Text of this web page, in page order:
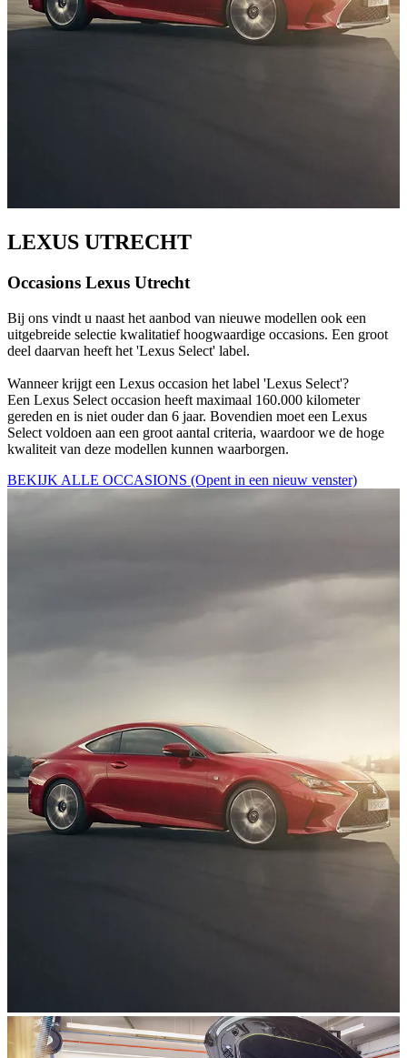
LEXUS UTRECHT
Occasions Lexus Utrecht
Bij ons vindt u naast het aanbod van nieuwe modellen ook een
uitgebreide selectie kwalitatief hoogwaardige occasions. Een groot
deel daarvan heeft het 'Lexus Select' label.
Wanneer krijgt een Lexus occasion het label 'Lexus Select'?
Een Lexus Select occasion heeft maximaal 160.000 kilometer
gereden en is niet ouder dan 6 jaar. Bovendien moet een Lexus
Select voldoen aan een groot aantal criteria, waardoor we de hoge
kwaliteit van deze modellen kunnen waarborgen.
BEKIJK ALLE OCCASIONS (Opent in een nieuw venster)